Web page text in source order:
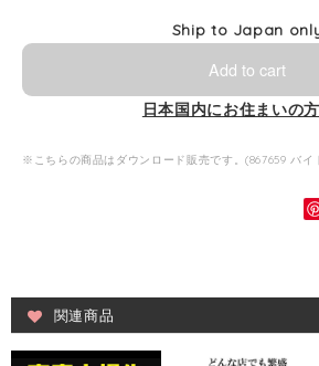
Ship to Japan
Add to cart
日本国内にお住まいの
※こちらの商品はダウンロード販売です。(867659 バイ
関連商品